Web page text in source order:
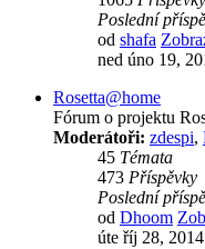
Poslední
od shafa
ned úno 19,
Rosetta@home
Fórum o projektu
Moderátoři: zdespi,
45 Témata
473 Příspěvky
Poslední
od Dhoom
úte říj 28,